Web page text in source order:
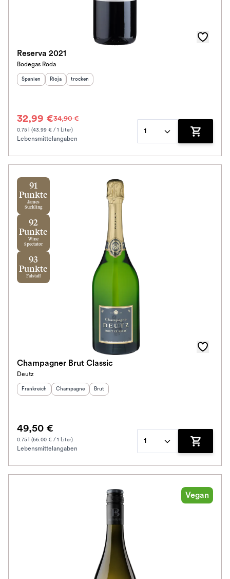
Reserva 2021
Bodegas Roda
Herkunftsland:
Spanien Herkunftsregion:
Rioja Geschmack
trocken
32,99 €34,90 €
0.75 l (43.99 € / 1 Liter)
Lebensmittelangaben
1
Zum
91
Punkte
James
Suckling
92
Punkte
Wine
Spectator
93
Punkte
Falstaff
Champagner Brut Classic
Deutz
Herkunftsland
Frankreich Herkunftsregion :
Champagne Geschmack
Brut
49,50 €
0.75 l (66.00 € / 1 Liter)
Lebensmittelangaben
1
Zum
Vegan